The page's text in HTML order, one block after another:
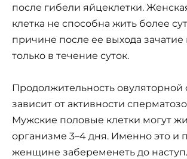
после гибели яйцеклетки.
клетка не способна жить более
причине после ее выхода
только в течение суток.
Продолжительность
зависит от активности
Мужские половые клетки могут
организме 3–4 дня. Именно это и
женщине забеременеть до